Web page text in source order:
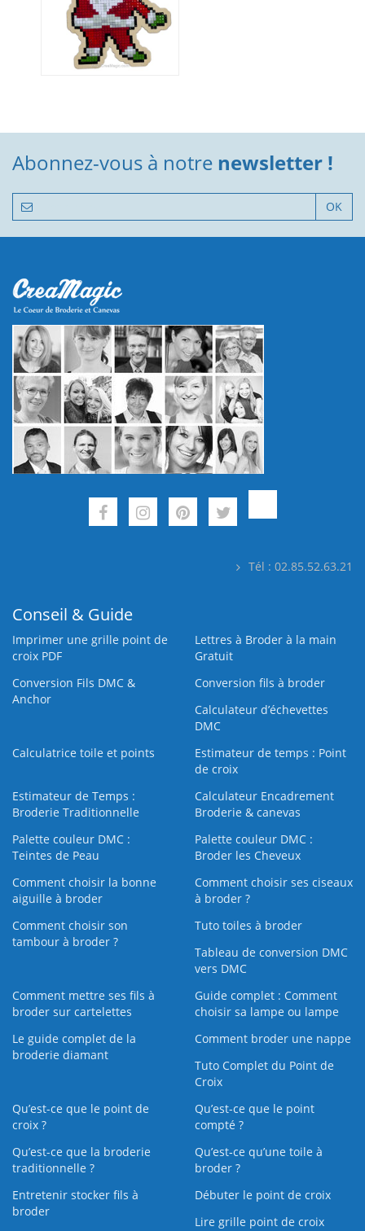
Abonnez-vous à notre newsletter !
OK
Tél : 02.85.52.63.21
Conseil & Guide
Imprimer une grille point de
croix PDF
Lettres à Broder à la main
Gratuit
Conversion Fils DMC &
Anchor
Conversion fils à broder
Calculateur d’échevettes
DMC
Calculatrice toile et points
Estimateur de temps : Point
de croix
Estimateur de Temps :
Broderie Traditionnelle
Calculateur Encadrement
Broderie & canevas
Palette couleur DMC :
Teintes de Peau
Palette couleur DMC :
Broder les Cheveux
Comment choisir la bonne
aiguille à broder
Comment choisir ses ciseaux
à broder ?
Comment choisir son
tambour à broder ?
Tuto toiles à broder
Tableau de conversion DMC
vers DMC
Comment mettre ses fils à
broder sur cartelettes
Guide complet : Comment
choisir sa lampe ou lampe
Le guide complet de la
broderie diamant
Comment broder une nappe
Tuto Complet du Point de
Croix
Qu’est-ce que le point de
croix ?
Qu’est-ce que le point
compté ?
Qu’est-ce que la broderie
traditionnelle ?
Qu’est‑ce qu’une toile à
broder ?
Entretenir stocker fils à
broder
Débuter le point de croix
Lire grille point de croix